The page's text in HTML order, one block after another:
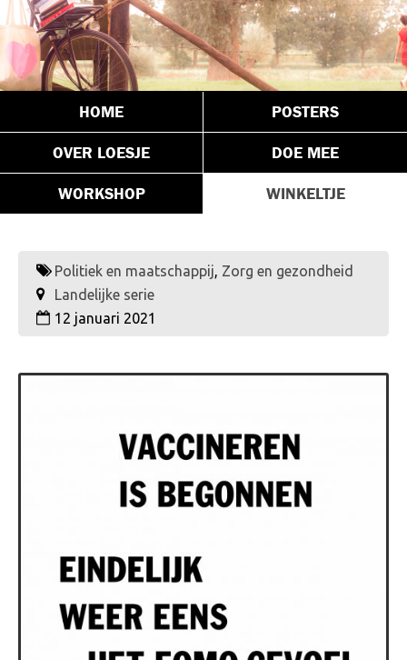
HOME POSTERS
OVER LOESJE DOE MEE
WORKSHOP WINKELTJE
Politiek en maatschappij, Zorg en gezondheid
Landelijke serie
12 januari 2021